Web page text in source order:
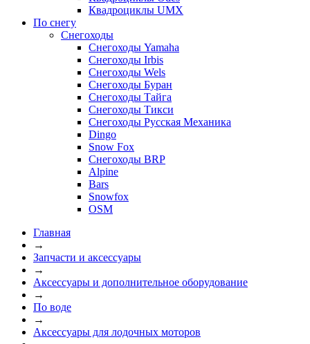
Квадроциклы UMX
По снегу
Снегоходы
Снегоходы Yamaha
Снегоходы Irbis
Снегоходы Wels
Снегоходы Буран
Снегоходы Тайга
Снегоходы Тикси
Снегоходы Русская Механика
Dingo
Snow Fox
Снегоходы BRP
Alpine
Bars
Snowfox
OSM
Главная
→
Запчасти и аксессуары
→
Аксессуары и дополнительное оборудование
→
По воде
→
Аксессуары для лодочных моторов